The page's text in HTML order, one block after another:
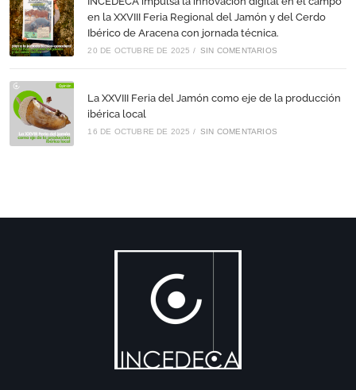
en la XXVIII Feria Regional del Jamón y del Cerdo
Ibérico de Aracena con jornada técnica.
20 DE OCTUBRE DE 2025 / SIN COMENTARIOS
La XXVIII Feria del Jamón como eje de la producción
ibérica local
16 DE OCTUBRE DE 2025 / SIN COMENTARIOS